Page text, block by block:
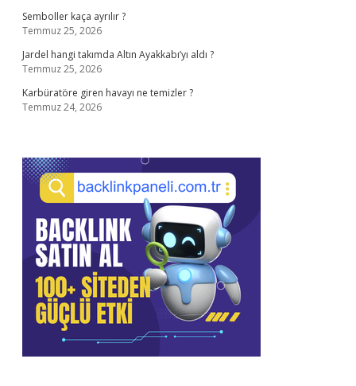
Semboller kaça ayrılır ?
Temmuz 25, 2026
Jardel hangi takımda Altın Ayakkabı’yı aldı ?
Temmuz 25, 2026
Karbüratöre giren havayı ne temizler ?
Temmuz 24, 2026